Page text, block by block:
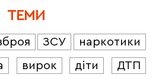
ТЕМИ
ЗСУ
наркотики
вирок діти
ДТП